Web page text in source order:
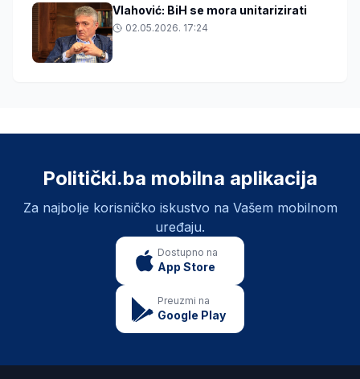
Vlahović: BiH se mora unitarizirati
02.05.2026. 17:24
Politički.ba mobilna aplikacija
Za najbolje korisničko iskustvo na Vašem mobilnom
uređaju.
Dostupno na
App Store
Preuzmi na
Google Play